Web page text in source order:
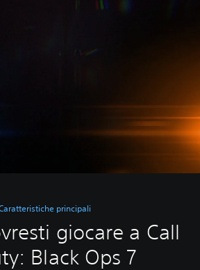
principali
giocare a Call
Black Ops 7